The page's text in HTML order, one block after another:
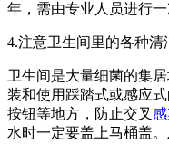
年，需由专业人员进行
4.注意卫生间里的各种清
卫生间是大量细菌的集
装和使用踩踏式或感应
按钮等地方，防止交叉
水时一定要盖上马桶盖